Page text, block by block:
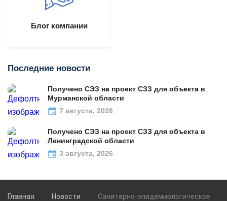
Блог компании
Последние новости
Получено СЭЗ на проект СЗЗ для объекта в
Мурманской области
7 августа, 2026
Получено СЭЗ на проект СЗЗ для объекта в
Ленинградской области
3 августа, 2026
Главная Новости
Санитарно-эпидемиологическое